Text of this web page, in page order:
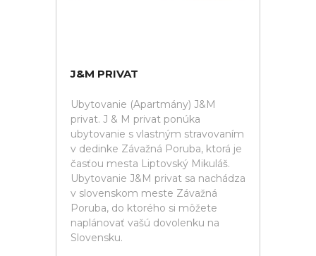
J&M PRIVAT
Ubytovanie (Apartmány) J&M
privat. J & M privat ponúka
ubytovanie s vlastným stravovaním
v dedinke Závažná Poruba, ktorá je
časťou mesta Liptovský Mikuláš.
Ubytovanie J&M privat sa nachádza
v slovenskom meste Závažná
Poruba, do ktorého si môžete
naplánovať vašú dovolenku na
Slovensku.